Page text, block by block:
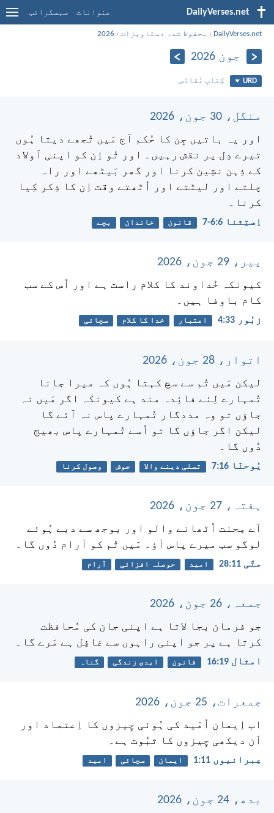
DailyVerses.net عنوانات سبسکرائب
DailyVerses.net
› محفوظ شدہ دستاویزات ›
2026
جون 2026
URD کِتابِ مُقادّس
منگل، 30 جون، 2026
اور یہ باتیں جِن کا حُکم آج مَیں تُجھے دیتا ہُوں
تیرے دِل پر نقش رہیں۔ اور تُو اِن کو اپنی اَولاد
کے ذِہن نشِین کرنا اور گھر بَیٹھے اور راہ
چلتے اور لیٹتے اور اُٹھتے وقت اِن کا ذِکر کِیا
کرنا۔
اِستِثنا 6:‏6-‏7 قانون خاندان بچے
پیر، 29 جون، 2026
کیونکہ خُداوند کا کلام راست ہے اور اُس کے سب
کام باوفا ہیں۔
زبُور 33:‏4 اعتبار خدا کا کلام سچائی
اتوار، 28 جون، 2026
لیکن مَیں تُم سے سچ کہتا ہُوں کہ میرا جانا
تُمہارے لِئے فائِدہ مند ہے کیونکہ اگر مَیں نہ
جاؤں تو وہ مددگار تُمہارے پاس نہ آئے گا
لیکن اگر جاؤں گا تو اُسے تُمہارے پاس بھیج
دُوں گا۔
یُوحنّا 16:‏7 تسلی دینے والا جوش وصول کرنا
ہفتہ، 27 جون، 2026
اَے مِحنت اُٹھانے والو اور بوجھ سے دبے ہُوئے
لوگو سب میرے پاس آؤ۔ مَیں تُم کو آرام دُوں گا۔
متّی 11:‏28 امید حوصلہ افزائی آرام
جمعہ، 26 جون، 2026
جو فرمان بجا لاتا ہے اپنی جان کی مُحافظت
کرتا ہے پر جو اپنی راہوں سے غافِل ہے مَرے گا۔
امثال 19:‏16 قانون ابدی زندگی گناہ
جمعرات، 25 جون، 2026
اب اِیمان اُمّید کی ہُوئی چِیزوں کا اِعتماد اور
اَن دیکھی چِیزوں کا ثبُوت ہے۔
عِبرانیوں 11:‏1 ایمان سچائی امید
بدھ، 24 جون، 2026